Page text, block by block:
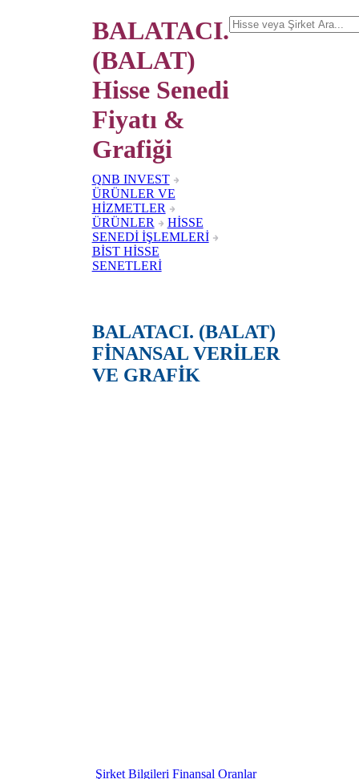
BALATACI.
(BALAT)
Hisse Senedi
Fiyatı &
Grafiği
QNB INVEST
ÜRÜNLER VE
HİZMETLER
ÜRÜNLER
HİSSE
SENEDİ İŞLEMLERİ
BİST HİSSE
SENETLERİ
BALATACI. (BALAT)
FİNANSAL VERİLER
VE GRAFİK
Şirket Bilgileri Finansal Oranlar